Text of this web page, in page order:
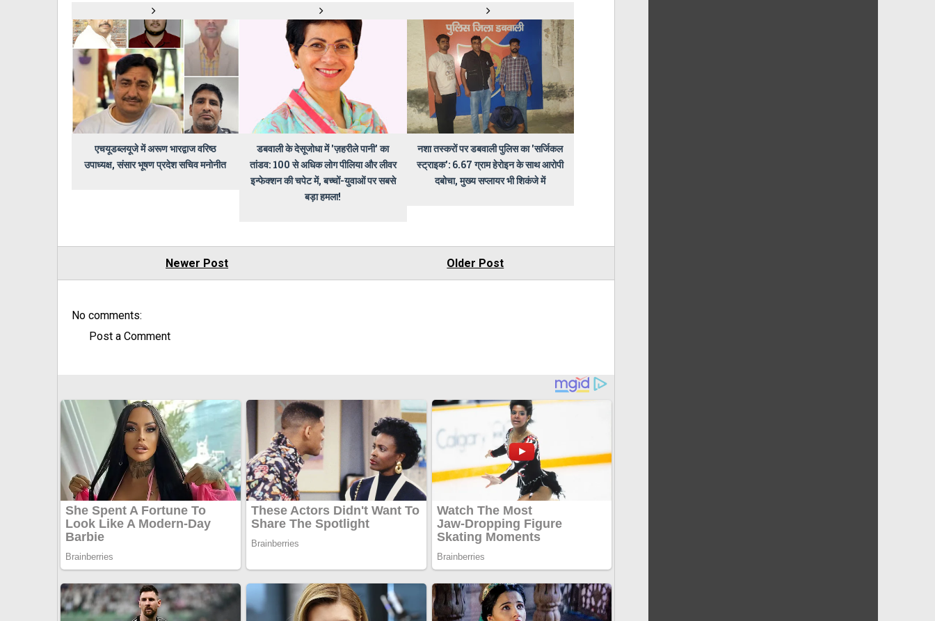
एचयूडब्लयूजे में अरूण भारद्वाज वरिष्ठ
उपाध्यक्ष, संसार भूषण प्रदेश सचिव मनोनीत
डबवाली के देसूजोधा में 'ज़हरीले पानी' का
तांडव: 100 से अधिक लोग पीलिया और लीवर
इन्फेक्शन की चपेट में, बच्चों-युवाओं पर सबसे
बड़ा हमला!
नशा तस्करों पर डबवाली पुलिस का 'सर्जिकल
स्ट्राइक': 6.67 ग्राम हेरोइन के साथ आरोपी
दबोचा, मुख्य सप्लायर भी शिकंजे में
Newer Post Older Post
No comments:
Post a Comment